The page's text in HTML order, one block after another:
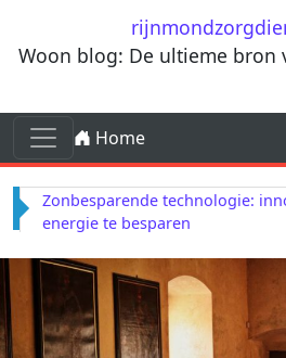
Ga naar de inhoud
Woon blog: De ultieme bron
Ga naar de inhoud
Hoofdnavigatie
Home
Zonbesparende technologie:
energie te besparen